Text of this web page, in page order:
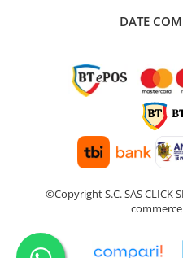
DATE
©Copyright S.C. SAS CLICK